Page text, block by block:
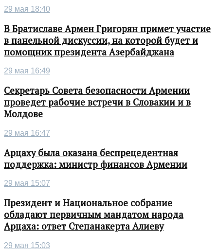
29 мая 18:40
В Братиславе Армен Григорян примет участие
в панельной дискуссии, на которой будет и
помощник президента Азербайджана
29 мая 16:49
Секретарь Совета безопасности Армении
проведет рабочие встречи в Словакии и в
Молдове
29 мая 16:47
Арцаху была оказана беспрецедентная
поддержка: министр финансов Армении
29 мая 15:07
Президент и Национальное собрание
обладают первичным мандатом народа
Арцаха: ответ Степанакерта Алиеву
29 мая 15:03